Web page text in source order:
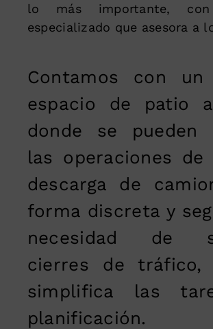
lo más importante, con
especializado que asesora a
Contamos con un
espacio de patio
donde se pueden
las operaciones de
descarga de
forma discreta y
necesidad de
cierres de
simplifica las
planificación.